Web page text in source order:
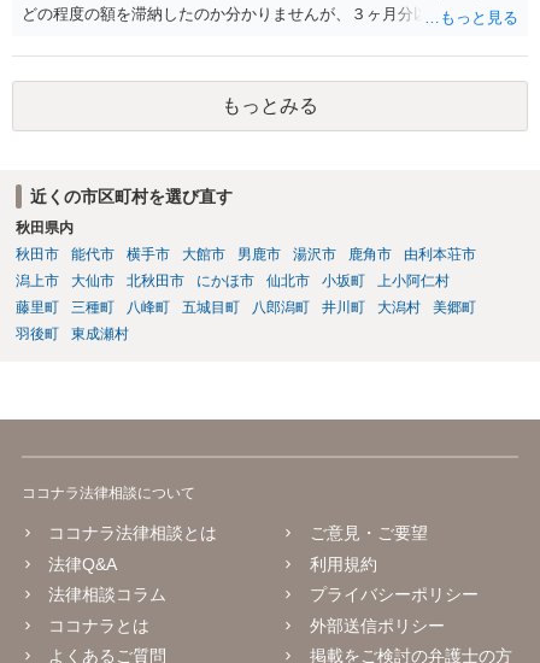
どの程度の額を滞納したのか分かりませんが、３ヶ月分以上滞納した
れたと評価され、来月払えるからと言って、大家があなたとの賃貸借
契約が解約できることに変わりなくなってしまうからです。 そのよう
な場合、相手が、「もう出て行って欲しい」と考えていれば、引き続
き居住する前提での和解は難しい可能性があります。 ２・弁護士が事
頼を受けられないかもしれないです。依頼を受けるにしても厳しめの
リスクを踏まえた上でのものとなる可能性があります。 定型的な事件
依頼となるかもわからず、着手金額もなんともいえないと思います。
複数事務所にあたり、着手金額を確認されるとよいと思います。 ３・
弁護士が依頼を受ければ代わりに裁判所とのやりとりを行うことが可
能です。双方に弁護士がついていればウェブ会議で裁判を実施する場
もっとみる
近くの市区町村を選び直す
秋田県内
秋田市
能代市 横手市 大館市 男鹿市 湯沢市 鹿角市
由利本荘市
潟上市
大仙市 北秋田市 にかほ市 仙北市 小坂町
上小阿仁村
藤里町
三種町 八峰町 五城目町 八郎潟町 井川町 大潟村
美郷町
羽後町
東成瀬村
ココナラ法律相談について
ココナラ法律相談とは
法律Q&A
法律相談コラム
ココナラとは
よくあるご質問
ご意見・ご要望
利用規約
プライバシーポリシー
外部送信ポリシー
掲載をご検討の弁護士の方